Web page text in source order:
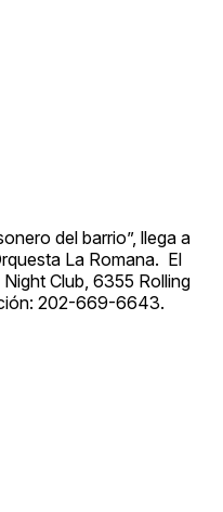
del barrio”, llega a
La Romana. El
Club, 6355 Rolling
202-669-6643.